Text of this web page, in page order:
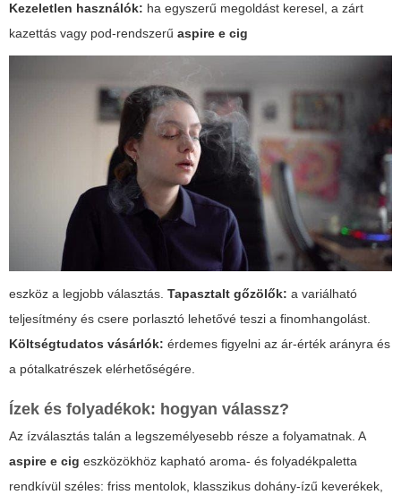
Kezeletlen használók: ha egyszerű megoldást keresel, a zárt
kazettás vagy pod-rendszerű aspire e cig
eszköz a legjobb választás. Tapasztalt gőzölők: a variálható
teljesítmény és csere porlasztó lehetővé teszi a finomhangolást.
Költségtudatos vásárlók: érdemes figyelni az ár-érték arányra és
a pótalkatrészek elérhetőségére.
Ízek és folyadékok: hogyan válassz?
Az ízválasztás talán a legszemélyesebb része a folyamatnak. A
aspire e cig eszközökhöz kapható aroma- és folyadékpaletta
rendkívül széles: friss mentolok, klasszikus dohány-ízű keverékek,